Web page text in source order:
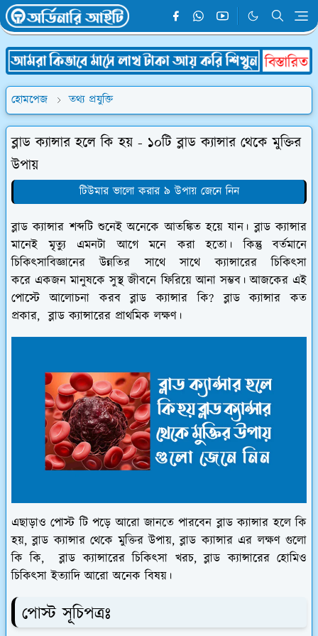
হোমপেজ তথ্য প্রযুক্তি
ব্লাড ক্যান্সার হলে কি হয় - ১০টি ব্লাড ক্যান্সার থেকে মুক্তির
উপায়
টিউমার ভালো করার ৯ উপায় জেনে নিন
ব্লাড ক্যান্সার শব্দটি শুনেই অনেকে আতঙ্কিত হয়ে যান। ব্লাড ক্যান্সার
মানেই মৃত্যু এমনটা আগে মনে করা হতো। কিন্তু বর্তমানে
চিকিৎসাবিজ্ঞানের উন্নতির সাথে সাথে ক্যান্সারের চিকিৎসা
করে একজন মানুষকে সুস্থ জীবনে ফিরিয়ে আনা সম্ভব। আজকের এই
পোস্টে আলোচনা করব ব্লাড ক্যান্সার কি? ব্লাড ক্যান্সার কত
প্রকার, ব্লাড ক্যান্সারের প্রাথমিক লক্ষণ।
এছাড়াও পোস্ট টি পড়ে আরো জানতে পারবেন ব্লাড ক্যান্সার হলে কি
হয়, ব্লাড ক্যান্সার থেকে মুক্তির উপায়, ব্লাড ক্যান্সার এর লক্ষণ গুলো
কি কি, ব্লাড ক্যান্সারের চিকিৎসা খরচ, ব্লাড ক্যান্সারের হোমিও
চিকিৎসা ইত্যাদি আরো অনেক বিষয়।
পোস্ট সূচিপত্রঃ